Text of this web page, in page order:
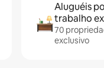
Aluguéis
trabalho
70
exclusivo